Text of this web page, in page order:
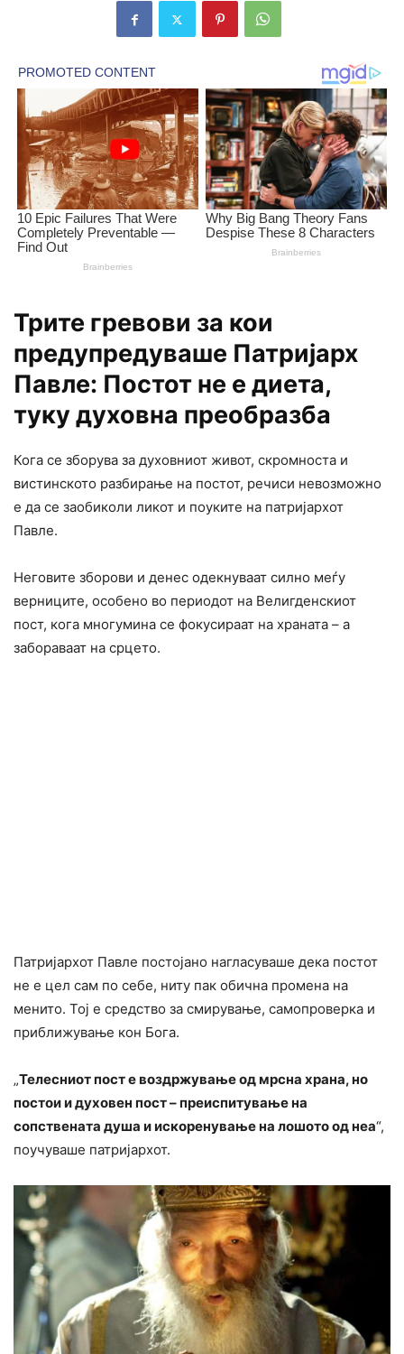
Трите гревови за кои
предупредуваше Патријарх
Павле: Постот не е диета,
туку духовна преобразба
Кога се зборува за духовниот живот, скромноста и
вистинското разбирање на постот, речиси невозможно
е да се заобиколи ликот и поуките на патријархот
Павле.
Неговите зборови и денес одекнуваат силно меѓу
верниците, особено во периодот на Велигденскиот
пост, кога многумина се фокусираат на храната – а
забораваат на срцето.
Патријархот Павле постојано нагласуваше дека постот
не е цел сам по себе, ниту пак обична промена на
менито. Тој е средство за смирување, самопроверка и
приближување кон Бога.
„Телесниот пост е воздржување од мрсна храна, но
постои и духовен пост – преиспитување на
сопствената душа и искоренување на лошото од неа“,
поучуваше патријархот.